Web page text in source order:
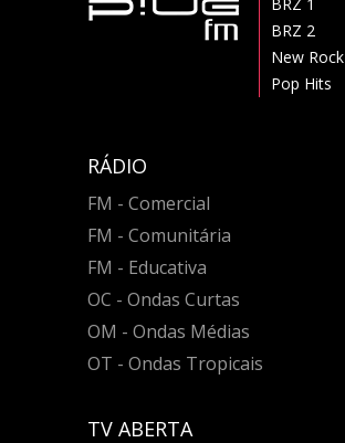
BRZ 2
New Rock
Pop Hits
RÁDIO
FM - Comercial
FM - Comunitária
FM - Educativa
OC - Ondas Curtas
OM - Ondas Médias
OT - Ondas Tropicais
TV ABERTA